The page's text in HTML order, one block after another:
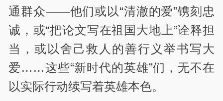
通群众——他们或以“清澈的爱”镌刻忠
诚，或“把论文写在祖国大地上”诠释担
当，或以舍己救人的善行义举书写大
爱……这些“新时代的英雄”们，无不在
以实际行动续写着英雄本色。